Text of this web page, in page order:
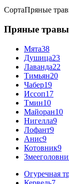
СортаПряные
Пряные травы
Мята38
Душица23
Лаванда22
Тимьян20
Чабер19
Иссоп17
Тмин10
Майоран10
Нигелла9
Лофант9
Анис9
Котовник9
Огуречная